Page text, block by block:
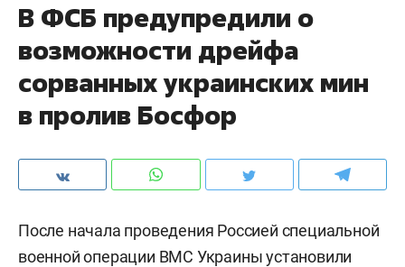
В ФСБ предупредили о
возможности дрейфа
сорванных украинских мин
в пролив Босфор
После начала проведения Россией специальной
военной операции ВМС Украины установили